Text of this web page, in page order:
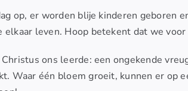
op, er worden blije kinderen geboren
leven. Hoop betekent dat we voor
ons leerde: een ongekende
Waar één bloem groeit, kunnen er op